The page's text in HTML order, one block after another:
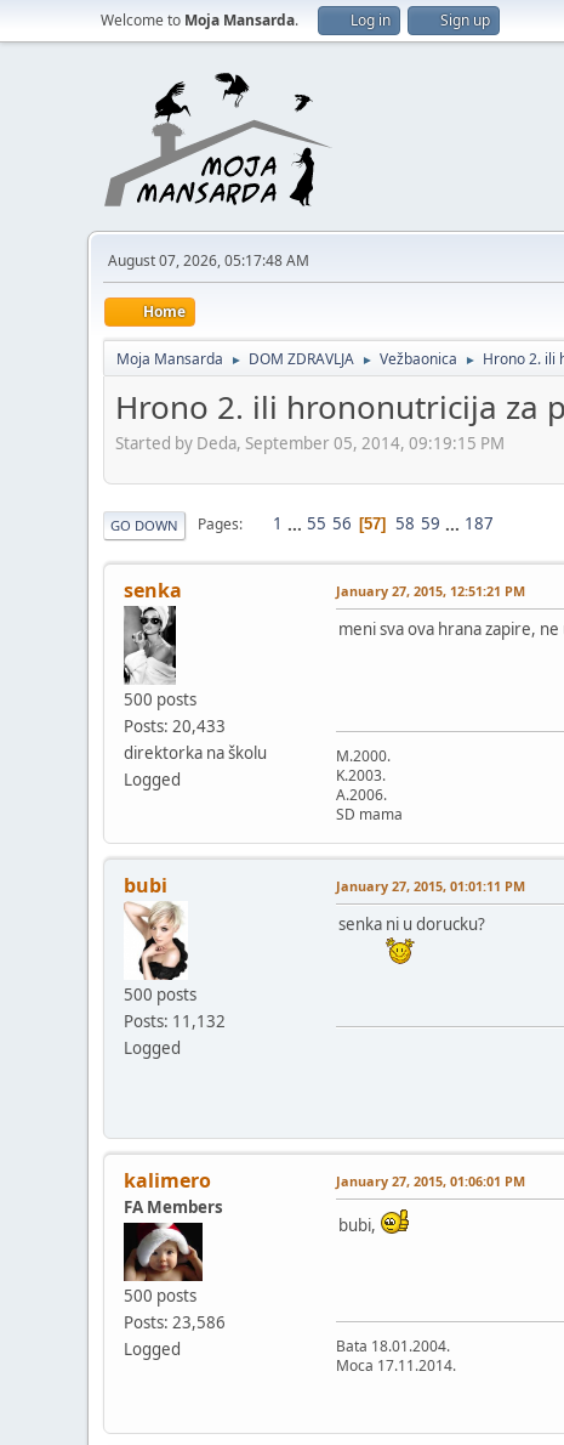
Welcome to Moja Mansarda. Log in Sign up
August 07, 2026, 05:17:48 AM
Home
Moja Mansarda ► DOM ZDRAVLJA ► Vežbaonica ► Hrono 2. ili
Hrono 2. ili hrononutricija za
Started by Deda, September 05, 2014, 09:19:15 PM
GO DOWN Pages 1 ... 55 56 57 58 59 ... 187
senka
500 posts
Posts: 20,433
direktorka na školu
Logged
January 27, 2015, 12:51:21 PM
meni sva ova hrana zapire,
M.2000.
K.2003.
A.2006.
SD mama
bubi
500 posts
Posts: 11,132
Logged
January 27, 2015, 01:01:11 PM
senka ni u dorucku?
kalimero
FA Members
500 posts
Posts: 23,586
Logged
January 27, 2015, 01:06:01 PM
bubi,
Bata 18.01.2004.
Moca 17.11.2014.